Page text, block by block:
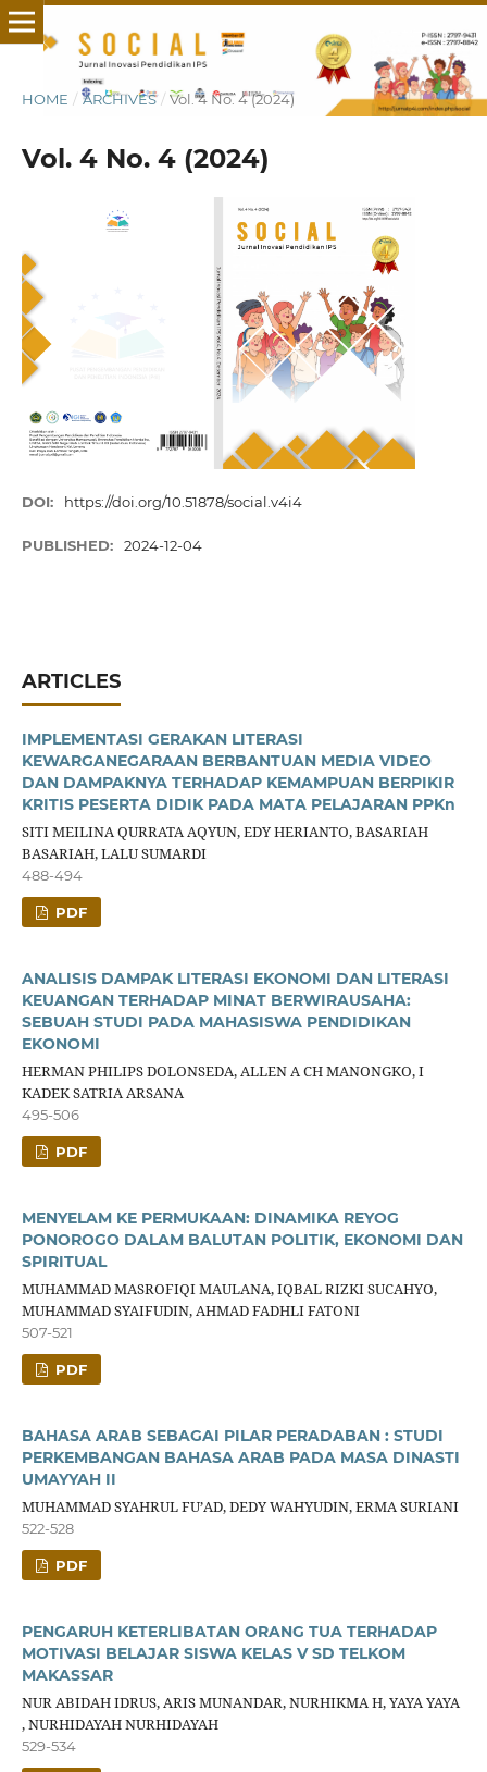
HOME / ARCHIVES / Vol. 4 No. 4 (2024)
Vol. 4 No. 4 (2024)
DOI: https://doi.org/10.51878/social.v4i4
PUBLISHED: 2024-12-04
ARTICLES
IMPLEMENTASI GERAKAN LITERASI
KEWARGANEGARAAN BERBANTUAN MEDIA VIDEO
DAN DAMPAKNYA TERHADAP KEMAMPUAN BERPIKIR
KRITIS PESERTA DIDIK PADA MATA PELAJARAN PPKn
SITI MEILINA QURRATA AQYUN, EDY HERIANTO, BASARIAH
BASARIAH, LALU SUMARDI
488-494
PDF
ANALISIS DAMPAK LITERASI EKONOMI DAN LITERASI
KEUANGAN TERHADAP MINAT BERWIRAUSAHA:
SEBUAH STUDI PADA MAHASISWA PENDIDIKAN
EKONOMI
HERMAN PHILIPS DOLONSEDA, ALLEN A CH MANONGKO, I
KADEK SATRIA ARSANA
495-506
PDF
MENYELAM KE PERMUKAAN: DINAMIKA REYOG
PONOROGO DALAM BALUTAN POLITIK, EKONOMI DAN
SPIRITUAL
MUHAMMAD MASROFIQI MAULANA, IQBAL RIZKI SUCAHYO,
MUHAMMAD SYAIFUDIN, AHMAD FADHLI FATONI
507-521
PDF
BAHASA ARAB SEBAGAI PILAR PERADABAN : STUDI
PERKEMBANGAN BAHASA ARAB PADA MASA DINASTI
UMAYYAH II
MUHAMMAD SYAHRUL FU’AD, DEDY WAHYUDIN, ERMA SURIANI
522-528
PDF
PENGARUH KETERLIBATAN ORANG TUA TERHADAP
MOTIVASI BELAJAR SISWA KELAS V SD TELKOM
MAKASSAR
NUR ABIDAH IDRUS, ARIS MUNANDAR, NURHIKMA H, YAYA YAYA
, NURHIDAYAH NURHIDAYAH
529-534